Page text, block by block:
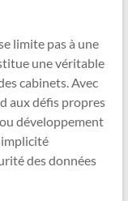
limite pas à une
une véritable
cabinets. Avec
aux défis propres
développement
des données